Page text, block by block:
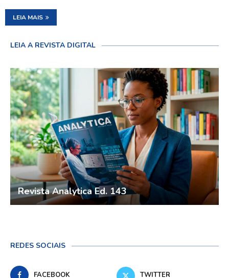
LEIA MAIS
LEIA A REVISTA DIGITAL
Revista Analytica Ed. 143
REDES SOCIAIS
FACEBOOK TWITTER